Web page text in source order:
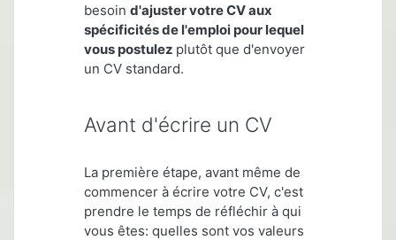
besoin d'ajuster votre CVaux
spécificités de l'emploi pour lequel
vous postulez plutôt que d'envoyer
un CV standard.
Avant d'écrire un CV
La première étape, avant même de
commencer à écrire votre CV, c'est
prendre le temps de réfléchir à qui
vous êtes: quelles sont vos valeurs